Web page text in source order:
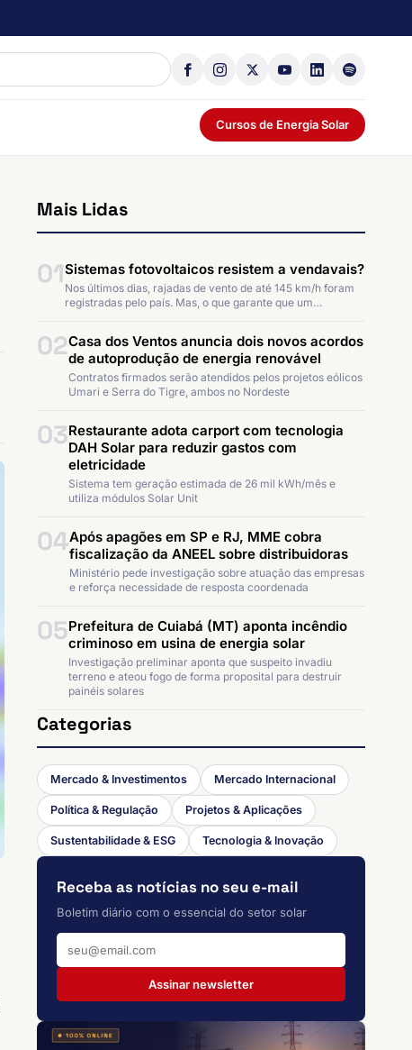
Cursos de Energia Solar
Mais Lidas
01Sistemas fotovoltaicos resistem a vendavais?
Nos últimos dias, rajadas de vento de até 145 km/h foram
registradas pelo país. Mas, o que garante que um…
02Casa dos Ventos anuncia dois novos acordos
de autoprodução de energia renovável
Contratos firmados serão atendidos pelos projetos eólicos
Umari e Serra do Tigre, ambos no Nordeste
03Restaurante adota carport com tecnologia
DAH Solar para reduzir gastos com
eletricidade
Sistema tem geração estimada de 26 mil kWh/mês e
utiliza módulos Solar Unit
04Após apagões em SP e RJ, MME cobra
fiscalização da ANEEL sobre distribuidoras
Ministério pede investigação sobre atuação das empresas
e reforça necessidade de resposta coordenada
05Prefeitura de Cuiabá (MT) aponta incêndio
criminoso em usina de energia solar
Investigação preliminar aponta que suspeito invadiu
terreno e ateou fogo de forma proposital para destruir
painéis solares
Categorias
Mercado & Investimentos Mercado Internacional
Política & Regulação Projetos & Aplicações
Sustentabilidade & ESG Tecnologia & Inovação
Receba as notícias no seu e-mail
Boletim diário com o essencial do setor solar
Assinar newsletter